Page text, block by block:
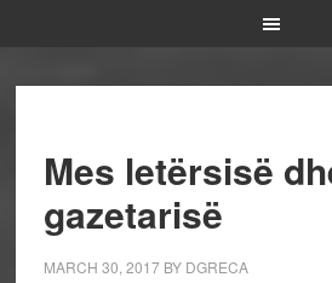
Mes letërsisë
gazetarisë
MARCH 30, 2017BY DGRECA